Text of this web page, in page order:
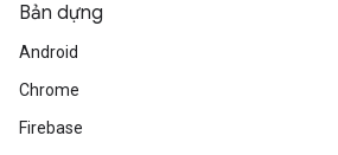
Bản dựng
Android
Chrome
Firebase